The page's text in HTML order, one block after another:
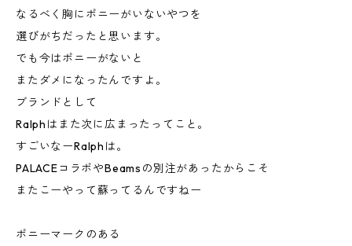
なるべく胸にポニーがいないやつを
選びがちだったと思います。
でも今はポニーがないと
またダメになったんですよ。
ブランドとして
Ralphはまた次に広まったってこと。
すごいなーRalphは。
PALACEコラボやBeamsの別注があったからこそ
またこーやって蘇ってるんですねー
ポニーマークのある